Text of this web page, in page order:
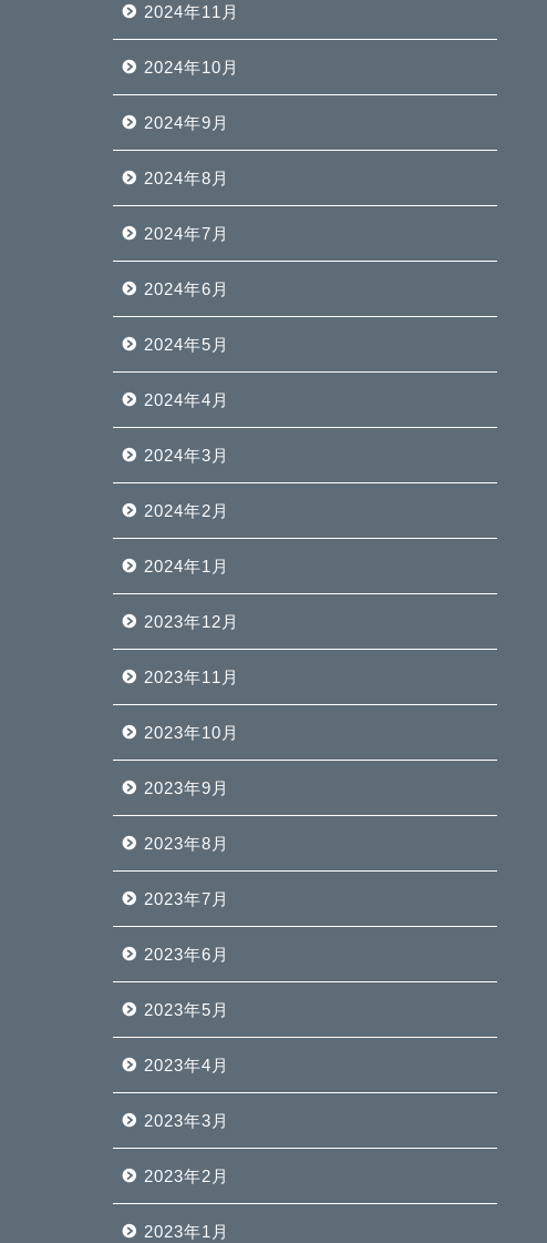
2024年11月
2024年10月
2024年9月
2024年8月
2024年7月
2024年6月
2024年5月
2024年4月
2024年3月
2024年2月
2024年1月
2023年12月
2023年11月
2023年10月
2023年9月
2023年8月
2023年7月
2023年6月
2023年5月
2023年4月
2023年3月
2023年2月
2023年1月